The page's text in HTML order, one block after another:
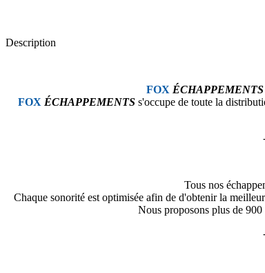
Description
FOX ÉCHAPPEMENTS
FOX ÉCHAPPEMENTS s'occupe de toute la
Tous nos
Chaque sonorité est optimisée afin de d'obtenir la
Nous proposons plus de